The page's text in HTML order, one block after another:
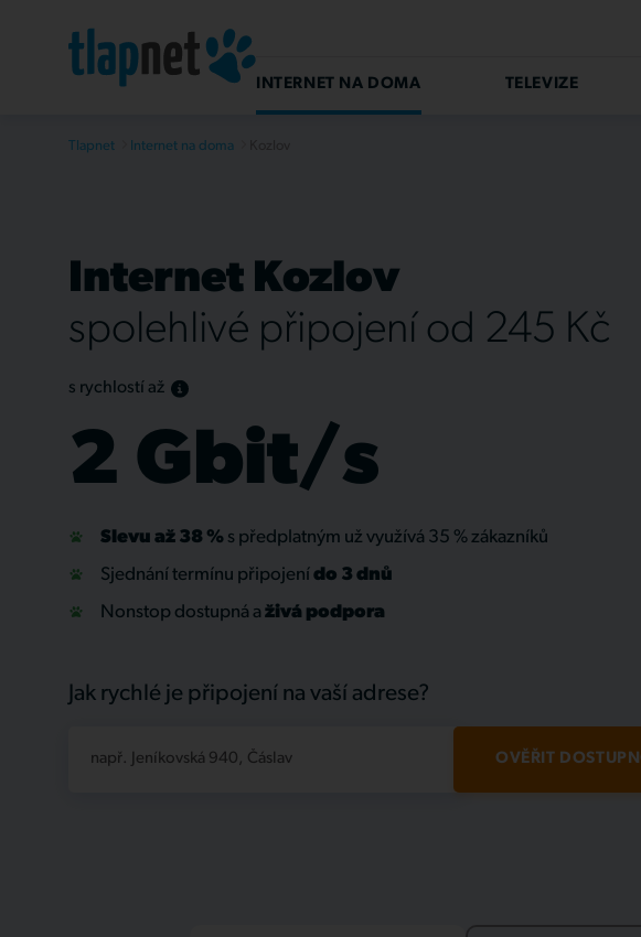
INTERNET NA DOMA TELEVIZE
Tlapnet Internet na doma
Internet Kozlov
spolehlivé připojení od 245 Kč
s rychlostí až
2 Gbit/s
Slevu až 38 % s předplatným už využívá 35 % zákazníků
Sjednání termínu připojení do 3 dnů
Nonstop dostupná a živá podpora
Jak rychlé je připojení na vaší adrese?
např. Jeníkovská 940, Čáslav OVĚŘIT